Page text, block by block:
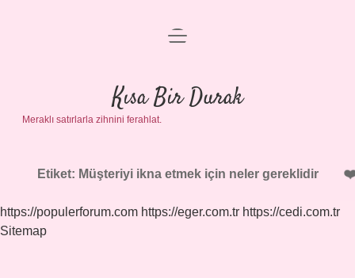
Anasayfa
Gizlilik Politikası
Yasal Uyarı
menüyü
Kısa Bir Durak
Meraklı satırlarla zihnini ferahlat.
Etiket: Müşteriyi ikna etmek için neler gereklidir
https://populerforum.com https://eger.com.tr https://cedi.com.tr
Sitemap